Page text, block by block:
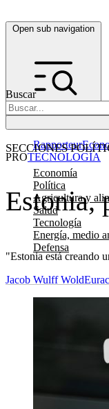
Open sub navigation
Buscar
SECCIONES
Economía
Política
Agricultura y
Salud
Tecnología
Energía, medio
Defensa
Rapporteur
Estonia,
"Estonia está creando
PROTECNOLOGÍA
Jacob Wulff Wold